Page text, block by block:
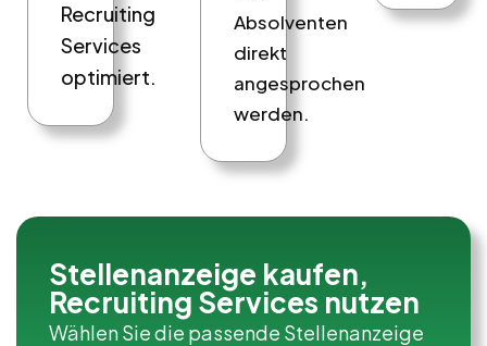
Recruiting
Services
optimiert.
Absolventen
direkt
angesprochen
werden.
Stellenanzeige kaufen,
Recruiting Services nutzen
Wählen Sie die passende Stellenanzeige